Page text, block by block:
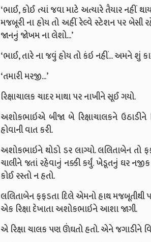
‘ભાઈ,કોઈ ત્યાં જવા માટે અત્યારે તૈયાર નહીં
મજબૂરી ના હોય તો અહીંરેલ્વે સ્ટેશન પર બેસી
જાનનું જોખમ ના લેશો...’
‘ભાઈ,તારે ના જવું હોય તો કંઇ નહીં... અમને શું
‘તમારી મરજી...’
રિક્ષાચાલક ચાદર માથા પર નાખીને સૂઈ ગયો.
અશોકભાઇએ બીજા બે રિક્ષાચાલકને
હોવાનીવાત કરી.
અશોકભાઇને થોડો ડર લાગ્યો. લલિતાબેન તો
ચાલીને જતાંરહેવાનું નક્કી કર્યું. ખેડૂતનું ઘર
કોઈ રસ્તો ન હતો.
લલિતાબેન ફફડતા દિલે એમનો હાથ
એક રિક્ષા દેખાતાઅશોકભાઇને આશા જાગી.
એ રિક્ષાચાલક પણ ઊંઘતો હતો. એને જગાડીને